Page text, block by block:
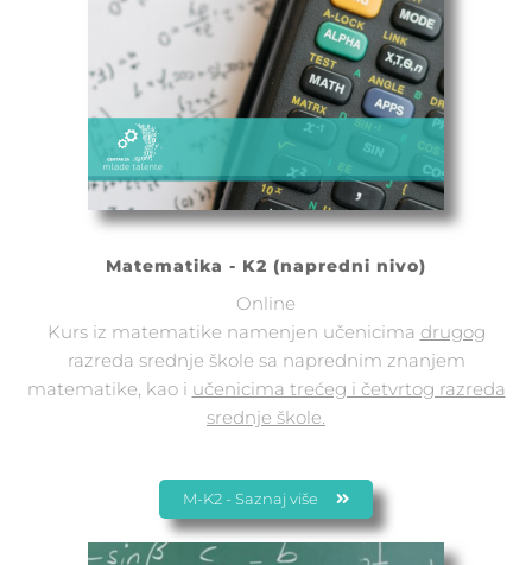
Matematika - K2 (napredni nivo)
Online
Kurs iz matematike namenjen učenicima drugog
razreda srednje škole sa naprednim znanjem
matematike, kao i učenicima trećeg i četvrtog razreda
srednje škole.
M-K2 - Saznaj više